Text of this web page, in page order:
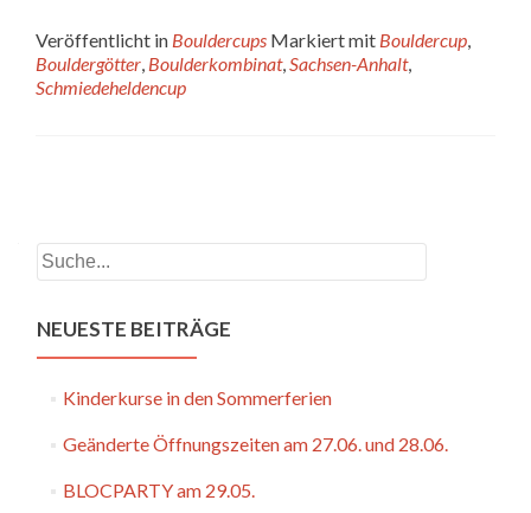
Veröffentlicht in Bouldercups Markiert mit Bouldercup,
Bouldergötter, Boulderkombinat,Sachsen-Anhalt,
Schmiedeheldencup
Navigation
NEUESTE BEITRÄGE
Kinderkurse in den Sommerferien
Geänderte Öffnungszeiten am 27.06. und 28.06.
BLOCPARTY am 29.05.